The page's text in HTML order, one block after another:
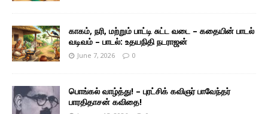
காகம், நரி, மற்றும் பாட்டி சுட்ட வடை – கதையின் பாடல்
வடிவம் – பாடல்: உதயநிதி நடராஜன்
June 7, 2026 0
பொங்கல் வாழ்த்து! – புரட்சிக் கவிஞர் பாவேந்தர்
பாரதிதாசன் கவிதை!